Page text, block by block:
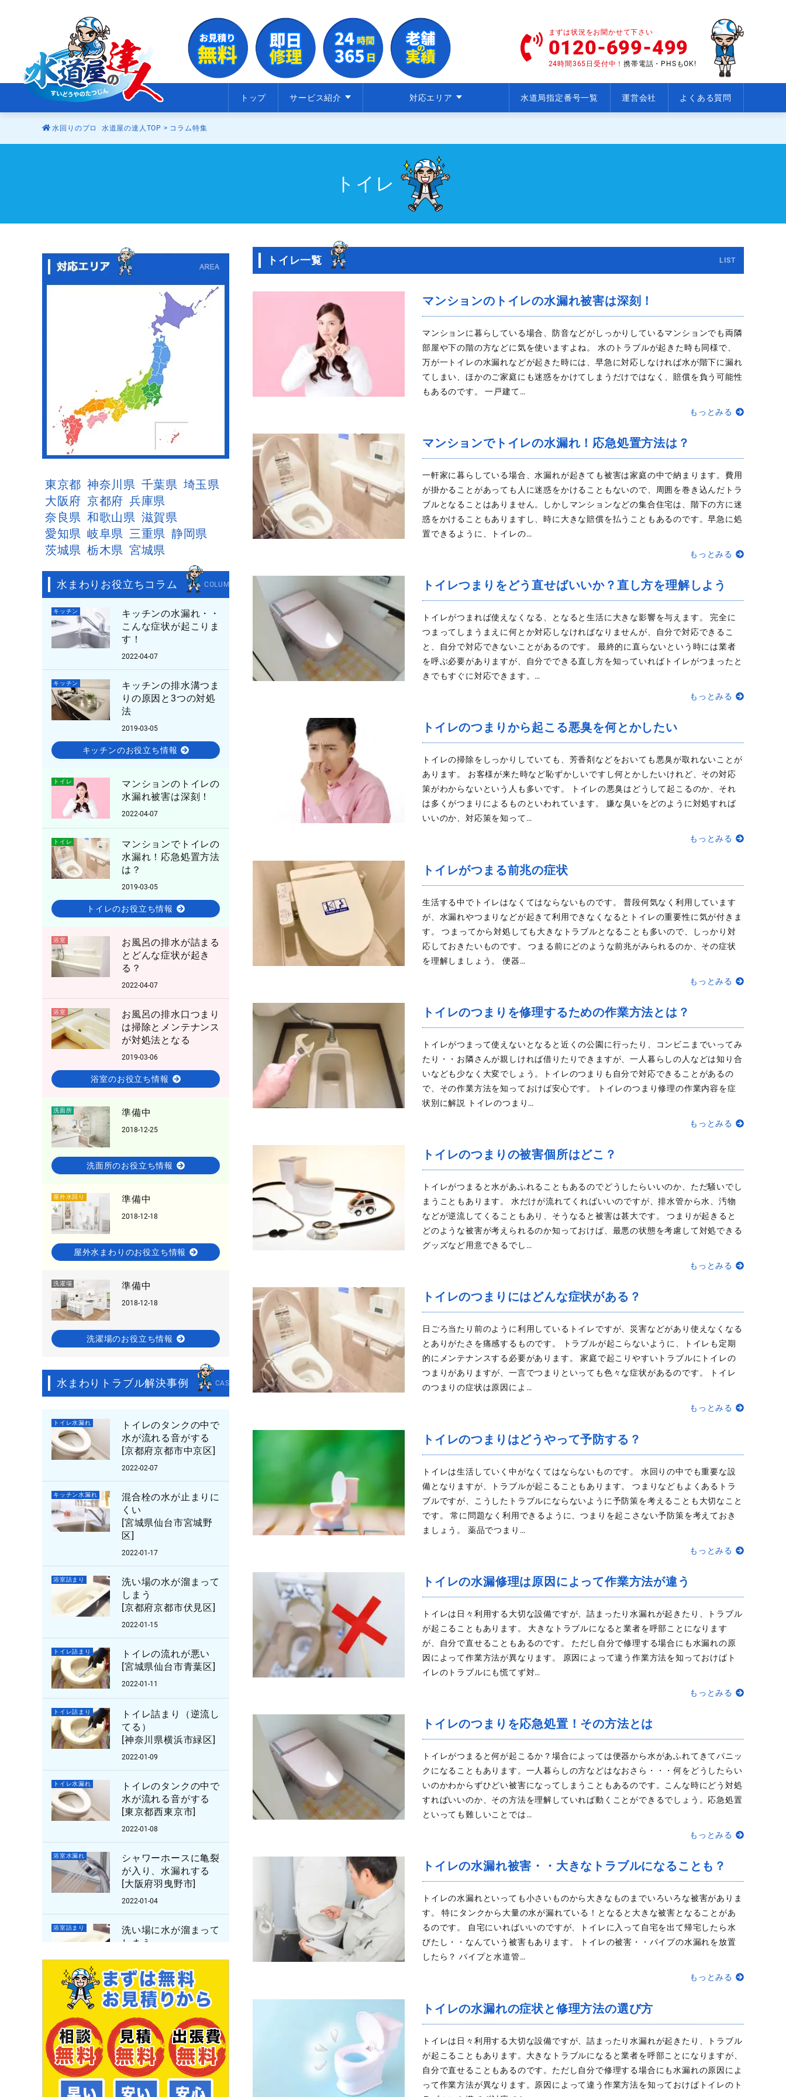
まずは状況をお聞かせて下さい
0120-699-499
24時間365日受付中！携帯電話・PHSもOK!
トップ サービス紹介 対応エリア 水道局指定番号一覧 運営会社 よくある質問
水回りのプロ 水道屋の達人TOP > コラム特集
トイレ
東京都 神奈川県 千葉県 埼玉県
大阪府 京都府 兵庫県
奈良県 和歌山県 滋賀県
愛知県 岐阜県 三重県 静岡県
茨城県 栃木県 宮城県
水まわりお役立ちコラム COLUMN
キッチン
キッチンの水漏れ・・
こんな症状が起こりま
す！
2022-04-07
キッチン
キッチンの排水溝つま
りの原因と3つの対処
法
2019-03-05
キッチンのお役立ち情報
トイレ
マンションのトイレの
水漏れ被害は深刻！
2022-04-07
トイレ
マンションでトイレの
水漏れ！応急処置方法
は？
2019-03-05
トイレのお役立ち情報
浴室
お風呂の排水が詰まる
とどんな症状が起き
る？
2022-04-07
浴室
お風呂の排水口つまり
は掃除とメンテナンス
が対処法となる
2019-03-06
浴室のお役立ち情報
洗面所 準備中
2018-12-25
洗面所のお役立ち情報
屋外水回り 準備中
2018-12-18
屋外水まわりのお役立ち情報
洗濯場 準備中
2018-12-18
洗濯場のお役立ち情報
水まわりトラブル解決事例 CASE STUDY
トイレ水漏れ
トイレのタンクの中で
水が流れる音がする
[京都府京都市中京区]
2022-02-07
キッチン水漏れ
混合栓の水が止まりに
くい
[宮城県仙台市宮城野
区]
2022-01-17
浴室詰まり
洗い場の水が溜まって
しまう
[京都府京都市伏見区]
2022-01-15
トイレ詰まり
トイレの流れが悪い
[宮城県仙台市青葉区]
2022-01-11
トイレ詰まり
トイレ詰まり（逆流し
てる）
[神奈川県横浜市緑区]
2022-01-09
トイレ水漏れ
トイレのタンクの中で
水が流れる音がする
[東京都西東京市]
2022-01-08
浴室水漏れ
シャワーホースに亀裂
が入り、水漏れする
[大阪府羽曳野市]
2022-01-04
浴室詰まり
洗い場に水が溜まって
しまう
2022-01-03
トイレ水漏れ
トイレの水がちょろち
[[茨城県つくば市谷田
部]
2021-12-27
便器の紙詰まり
トイレ一覧 LIST
マンションのトイレの水漏れ被害は深刻！
マンションに暮らしている場合、防音などがしっかりしているマンションでも両隣
部屋や下の階の方などに気を使いますよね。 水のトラブルが起きた時も同様で、
万が一トイレの水漏れなどが起きた時には、早急に対応しなければ水が階下に漏れ
てしまい、ほかのご家庭にも迷惑をかけてしまうだけではなく、賠償を負う可能性
もあるのです。 一戸建て…
もっとみる
マンションでトイレの水漏れ！応急処置方法は？
一軒家に暮らしている場合、水漏れが起きても被害は家庭の中で納まります。費用
が掛かることがあっても人に迷惑をかけることもないので、周囲を巻き込んだトラ
ブルとなることはありません。しかしマンションなどの集合住宅は、階下の方に迷
惑をかけることもありますし、時に大きな賠償を払うこともあるのです。早急に処
置できるように、トイレの…
もっとみる
トイレつまりをどう直せばいいか？直し方を理解しよう
トイレがつまれば使えなくなる、となると生活に大きな影響を与えます。 完全に
つまってしまうまえに何とか対応しなければなりませんが、自分で対応できるこ
と、自分で対応できないことがあるのです。 最終的に直らないという時には業者
を呼ぶ必要がありますが、自分でできる直し方を知っていればトイレがつまったと
きでもすぐに対応できます。…
もっとみる
トイレのつまりから起こる悪臭を何とかしたい
トイレの掃除をしっかりしていても、芳香剤などをおいても悪臭が取れないことが
あります。 お客様が来た時など恥ずかしいですし何とかしたいけれど、その対応
策がわからないという人も多いです。 トイレの悪臭はどうして起こるのか、それ
は多くがつまりによるものといわれています。 嫌な臭いをどのように対処すれば
いいのか、対応策を知って…
もっとみる
トイレがつまる前兆の症状
生活する中でトイレはなくてはならないものです。 普段何気なく利用しています
が、水漏れやつまりなどが起きて利用できなくなるとトイレの重要性に気が付きま
す。 つまってから対処しても大きなトラブルとなることも多いので、しっかり対
応しておきたいものです。 つまる前にどのような前兆がみられるのか、その症状
を理解しましょう。 便器…
もっとみる
トイレのつまりを修理するための作業方法とは？
トイレがつまって使えないとなると近くの公園に行ったり、コンビニまでいってみ
たり・・お隣さんが親しければ借りたりできますが、一人暮らしの人などは知り合
いなども少なく大変でしょう。トイレのつまりも自分で対応できることがあるの
で、その作業方法を知っておけば安心です。 トイレのつまり修理の作業内容を症
状別に解説 トイレのつまり…
もっとみる
トイレのつまりの被害個所はどこ？
トイレがつまると水があふれることもあるのでどうしたらいいのか、ただ騒いでし
まうこともあります。 水だけが流れてくればいいのですが、排水管から水、汚物
などが逆流してくることもあり、そうなると被害は甚大です。 つまりが起きると
どのような被害が考えられるのか知っておけば、最悪の状態を考慮して対処できる
グッズなど用意できるでし…
もっとみる
トイレのつまりにはどんな症状がある？
日ごろ当たり前のように利用しているトイレですが、災害などがあり使えなくなる
とありがたさを痛感するものです。 トラブルが起こらないように、トイレも定期
的にメンテナンスする必要があります。 家庭で起こりやすいトラブルにトイレの
つまりがありますが、一言でつまりといっても色々な症状があるのです。 トイレ
のつまりの症状は原因によ…
もっとみる
トイレのつまりはどうやって予防する？
トイレは生活していく中がなくてはならないものです。 水回りの中でも重要な設
備となりますが、トラブルが起こることもあります。 つまりなどもよくあるトラ
ブルですが、こうしたトラブルにならないように予防策を考えることも大切なこと
です。 常に問題なく利用できるように、つまりを起こさない予防策を考えておき
ましょう。 薬品でつまり…
もっとみる
トイレの水漏修理は原因によって作業方法が違う
トイレは日々利用する大切な設備ですが、詰まったり水漏れが起きたり、トラブル
が起こることもあります。 大きなトラブルになると業者を呼部ことになります
が、自分で直せることもあるのです。 ただし自分で修理する場合にも水漏れの原
因によって作業方法が異なります。 原因によって違う作業方法を知っておけばト
イレのトラブルにも慌てず対…
もっとみる
トイレのつまりを応急処置！その方法とは
トイレがつまると何が起こるか？場合によっては便器から水があふれてきてパニッ
クになることもあります。一人暮らしの方などはなおさら・・・何をどうしたらい
いのかわからずひどい被害になってしまうこともあるのです。こんな時にどう対処
すればいいのか、その方法を理解していれば動くことができるでしょう。応急処置
といっても難しいことでは…
もっとみる
トイレの水漏れ被害・・大きなトラブルになることも？
トイレの水漏れといっても小さいものから大きなものまでいろいろな被害がありま
す。 特にタンクから大量の水が漏れている！となると大きな被害となることがあ
るのです。 自宅にいればいいのですが、トイレに入って自宅を出て帰宅したら水
びたし・・なんていう被害もあります。 トイレの被害・・パイプの水漏れを放置
したら？ パイプと水道管…
もっとみる
トイレの水漏れの症状と修理方法の選び方
トイレは日々利用する大切な設備ですが、詰まったり水漏れが起きたり、トラブル
が起こることもあります。大きなトラブルになると業者を呼部ことになりますが、
自分で直せることもあるのです。ただし自分で修理する場合にも水漏れの原因によ
って作業方法が異なります。原因によって違う作業方法を知っておけばトイレのト